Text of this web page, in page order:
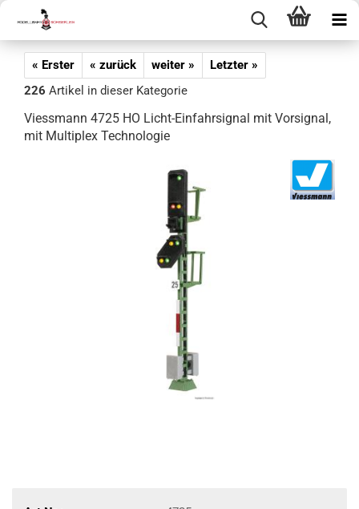
« Erster « zurück weiter »
Letzter »
226 Artikel in dieser Kategorie
Viessmann 4725 HO Licht-Einfahrsignal mit Vorsignal,
mit Multiplex Technologie